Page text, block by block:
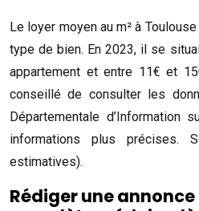
Le loyer moyen au m² à
type de bien. En 2023, il se
appartement et entre 11€ et
conseillé de consulter les
Départementale d’Information
informations plus précises.
estimatives).
Rédiger une